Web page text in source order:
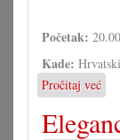
Početak: 20.00
Kade:
Pročitaj već